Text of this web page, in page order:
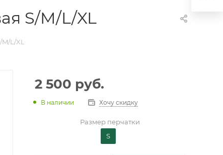
S/M/L/XL
L/XL
2 500 руб.
В наличии Хочу скидку
Размер перчатки
S